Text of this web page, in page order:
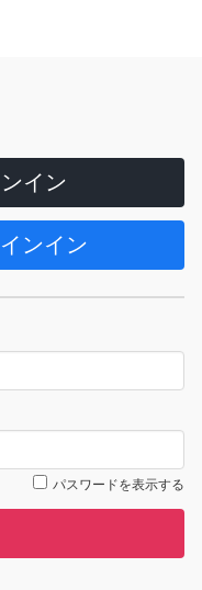
イン
ンイン
パスワードを表示する